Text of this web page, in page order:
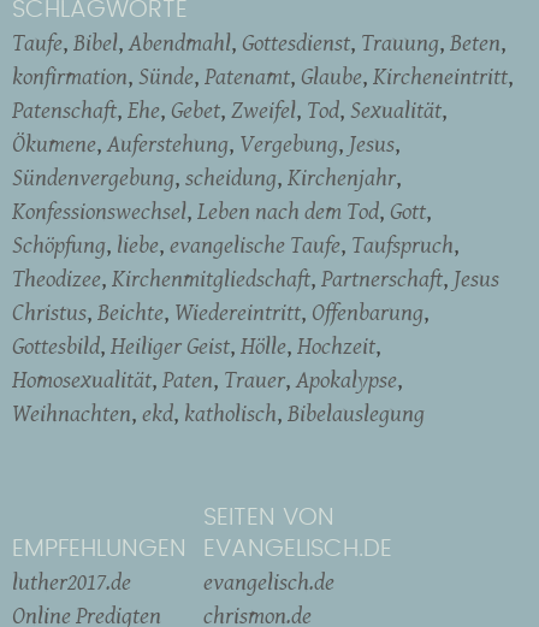
SCHLAGWORTE
Taufe Bibel Abendmahl Gottesdienst Trauung Beten
konfirmation Sünde Patenamt Glaube Kircheneintritt
Patenschaft Ehe Gebet Zweifel Tod Sexualität
Ökumene Auferstehung Vergebung Jesus
Sündenvergebung scheidung Kirchenjahr
Konfessionswechsel Leben nach dem Tod Gott
Schöpfung liebe evangelische Taufe Taufspruch
Theodizee Kirchenmitgliedschaft Partnerschaft Jesus
Christus Beichte Wiedereintritt Offenbarung
Gottesbild Heiliger Geist Hölle Hochzeit
Homosexualität Paten Trauer Apokalypse
Weihnachten ekd katholisch Bibelauslegung
EMPFEHLUNGEN
luther2017.de
Online Predigten
SEITEN VON
EVANGELISCH.DE
evangelisch.de
chrismon.de